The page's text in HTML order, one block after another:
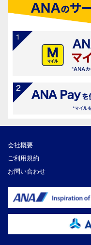
会社概要
ご利用規約
お問い合わせ